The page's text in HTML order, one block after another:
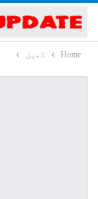
Home کھیل